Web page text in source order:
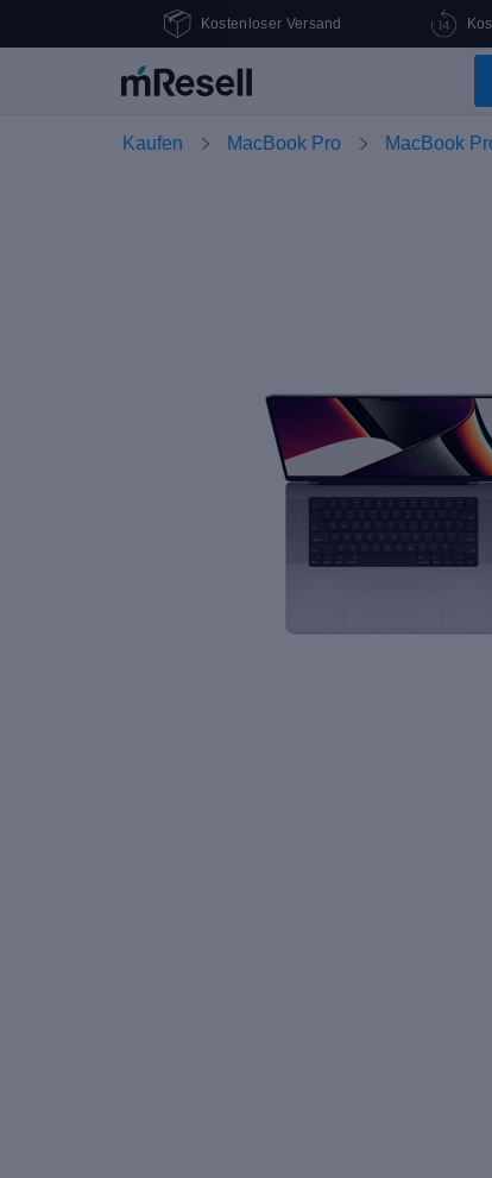
Kostenloser Versand
Kaufen MacBook Pro MacBook